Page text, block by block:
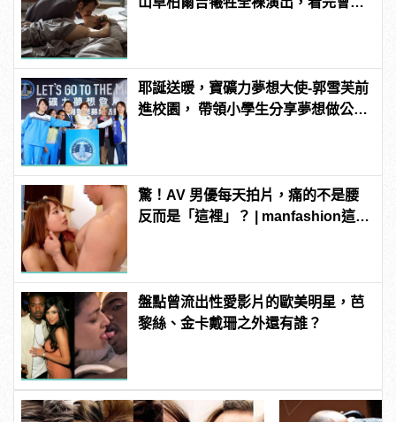
耶誕送暖，寶礦力夢想大使-郭雪芙前
進校園， 帶領小學生分享夢想做公
驚！AV 男優每天拍片，痛的不是腰
反而是「這裡」？ | manfashion這樣
盤點曾流出性愛影片的歐美明星，芭
黎絲、金卡戴珊之外還有誰？